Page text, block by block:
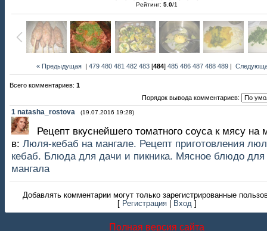
Рейтинг: 5.0/1
« Предыдущая |479 480 481 482 483 [484]485 486 487 488 489 |
Всего комментариев: 1
Порядок вывода комментариев:
1 natasha_rostova (19.07.2016 19:28)
Рецепт вкуснейшего томатного соуса к мясу на
в: Люля-кебаб на мангале. Рецепт приготовления
кебаб. Блюда для дачи и пикника. Мясное блюдо для
мангала
Добавлять комментарии могут только зарегистрированные
Регистрация Вход
Полная версия сайта